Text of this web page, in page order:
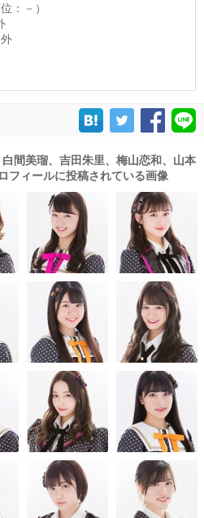
：－）
白間美瑠、吉田朱里、梅山恋和、山本
フィールに投稿されている画像